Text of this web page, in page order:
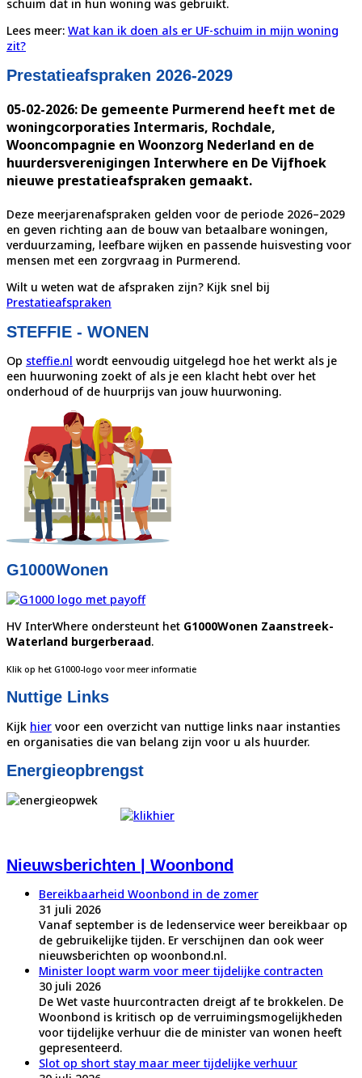
schuim dat in hun woning was gebruikt.
Lees meer: Wat kan ik doen als er UF-schuim in mijn woning
zit?
Prestatieafspraken 2026-2029
05-02-2026: De gemeente Purmerend heeft met de
woningcorporaties Intermaris, Rochdale,
Wooncompagnie en Woonzorg Nederland en de
huurdersverenigingen Interwhere en De Vijfhoek
nieuwe prestatieafspraken gemaakt.
Deze meerjarenafspraken gelden voor de periode 2026–2029
en geven richting aan de bouw van betaalbare woningen,
verduurzaming, leefbare wijken en passende huisvesting voor
mensen met een zorgvraag in Purmerend.
Wilt u weten wat de afspraken zijn? Kijk snel bij
Prestatieafspraken
STEFFIE - WONEN
Op steffie.nl wordt eenvoudig uitgelegd hoe het werkt als je
een huurwoning zoekt of als je een klacht hebt over het
onderhoud of de huurprijs van jouw huurwoning.
G1000Wonen
HV InterWhere ondersteunt het G1000Wonen Zaanstreek-
Waterland burgerberaad.
Klik op het G1000-logo voor meer informatie
Nuttige Links
Kijk hier voor een overzicht van nuttige links naar instanties
en organisaties die van belang zijn voor u als huurder.
Energieopbrengst
Nieuwsberichten | Woonbond
Bereikbaarheid Woonbond in de zomer
31 juli 2026
Vanaf september is de ledenservice weer bereikbaar op
de gebruikelijke tijden. Er verschijnen dan ook weer
nieuwsberichten op woonbond.nl.
Minister loopt warm voor meer tijdelijke contracten
30 juli 2026
De Wet vaste huurcontracten dreigt af te brokkelen. De
Woonbond is kritisch op de verruimingsmogelijkheden
voor tijdelijke verhuur die de minister van wonen heeft
gepresenteerd.
Slot op short stay maar meer tijdelijke verhuur